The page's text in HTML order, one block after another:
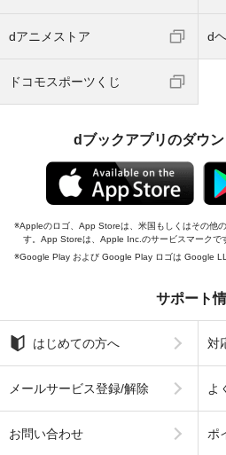
dアニメストア d
ドコモスポーツくじ
dブックアプリのダウ
Appleのロゴ、App Storeは、米国もしくはその他
す。App Storeは、Apple Inc.のサービスマークで
Google Play および Google Play ロゴは Google
サポート
はじめての方へ 対
メールサービス登録/解除 よ
お問い合わせ ポ